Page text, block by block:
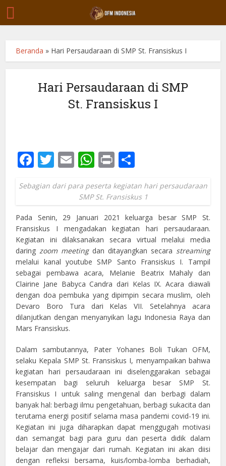
Beranda » Hari Persaudaraan di SMP St. Fransiskus I
Hari Persaudaraan di SMP
St. Fransiskus I
Facebook
Twitter
EmailWhatsApp
Print
Sebagian dari para peserta kegiatan hari persaudaraan
SMP St. Fransiskus 1
Pada Senin, 29 Januari 2021 keluarga besar SMP St.
Fransiskus I mengadakan kegiatan hari persaudaraan.
Kegiatan ini dilaksanakan secara virtual melalui media
daringzoom meetingdan ditayangkan secara streaming
melalui kanal youtube SMP Santo Fransiskus I. Tampil
sebagai pembawa acara, Melanie Beatrix Mahaly dan
Clairine Jane Babyca Candra dari Kelas IX. Acara diawali
dengan doa pembuka yang dipimpin secara muslim, oleh
Devaro Boro Tura dari Kelas VII. Setelahnya acara
dilanjutkan dengan menyanyikan lagu Indonesia Raya dan
Mars Fransiskus.
Dalam sambutannya, Pater Yohanes Boli Tukan OFM,
selaku Kepala SMP St. Fransiskus I, menyampaikan bahwa
kegiatan hari persaudaraan ini diselenggarakan sebagai
kesempatan bagi seluruh keluarga besar SMP St.
Fransiskus I untuk saling mengenal dan berbagi dalam
banyak hal: berbagi ilmu pengetahuan, berbagi sukacita dan
terutama energi positif selama masa pandemi covid-19 ini.
Kegiatan ini juga diharapkan dapat menggugah motivasi
dan semangat bagi para guru dan peserta didik dalam
belajar dan mengajar dari rumah. Kegiatan ini akan diisi
dengan refleksi bersama, kuis/lomba-lomba berhadiah,